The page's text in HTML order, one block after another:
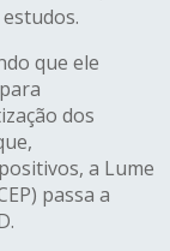
que ele
dos
a Lume
passa a